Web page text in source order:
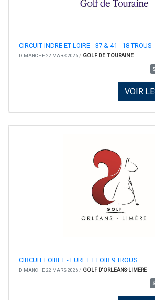
CIRCUIT INDRE ET LOIRE - 37 & 41 - 18 TROUS
DIMANCHE 22 MARS 2026 / GOLF DE TOURAINE
VOIR
CIRCUIT LOIRET - EURE ET LOIR 9 TROUS
DIMANCHE 22 MARS 2026 / GOLF D'ORLEANS-LIMERE